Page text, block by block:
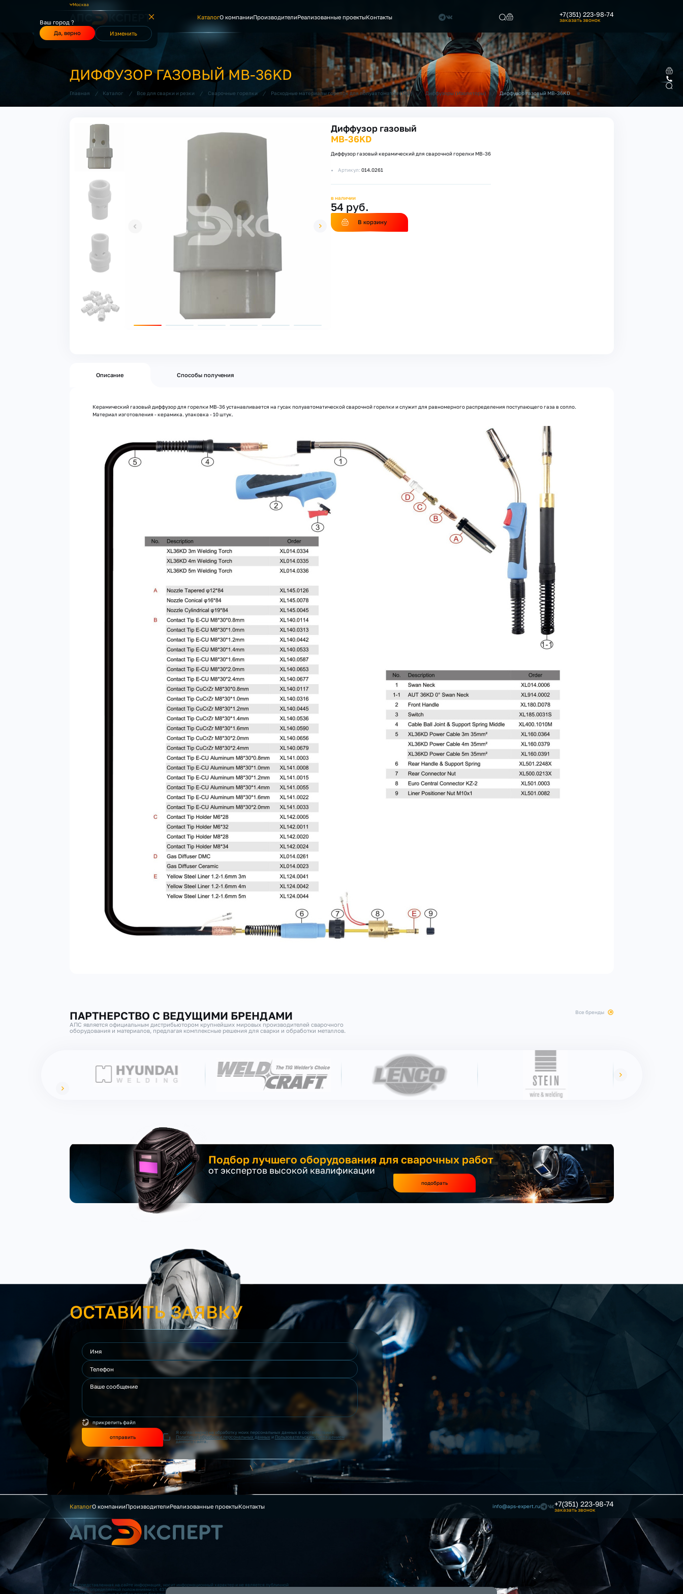
Москва
Ваш город ?
Да, верно
Изменить
КаталогО компанииПроизводителиРеализованные проектыКонтакты +7(351) 223-98-74
заказать звонок
ДИФФУЗОР ГАЗОВЫЙ MB-36KD
Главная / Каталог / Все для сварки и резки / Сварочные горелки / Расходные материалы горелок для полуавтоматов (MIG) / Диффузоры (Изоляторы) / Диффузор газовый MB-36KD
Диффузор газовый
MB-36KD
Диффузор газовый керамический для сварочной горелки MB-36
Артикул: 014.0261
в наличии
54 руб.
В корзину
Описание Способы получения
Керамический газовый диффузор для горелки MB-36 устанавливается на гусак полуавтоматической сварочной горелки и служит для равномерного распределения поступающего газа в сопло.
Материал изготовления - керамика. упаковка - 10 штук.
ПАРТНЕРСТВО С ВЕДУЩИМИ БРЕНДАМИ
АПС является официальным дистрибьютором крупнейших мировых производителей сварочного
оборудования и материалов, предлагая комплексные решения для сварки и обработки металлов.
все бренды
Подбор лучшего оборудования для сварочных работ
от экспертов высокой квалификации
подобрать
ОСТАВИТЬ ЗАЯВКУ
прикрепить файл
отправить
Я согласен(на) на обработку моих персональных данных в соответствии с
Политикой обработки персональных данных и Пользовательским соглашением
данного сайта.
КаталогО компанииПроизводителиРеализованные проектыКонтакты info@aps-expert.ru +7(351) 223-98-74
заказать звонок
Вся представленная на сайте информация, носит информационный характер и не является публичной
офертой, определяемой положениями ст. 437 (2) ГК РФ. Опубликованная на данном сайте информация